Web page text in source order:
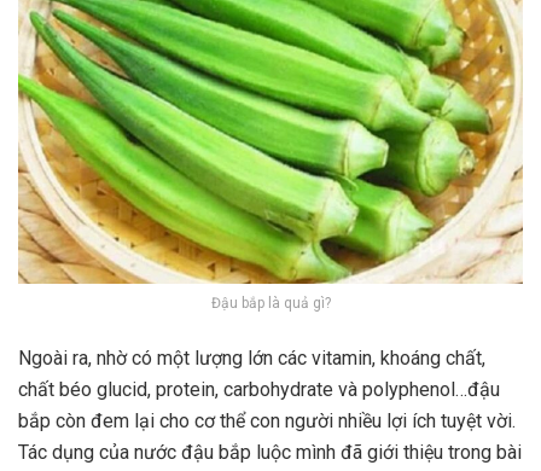
Đậu bắp là quả gì?
Ngoài ra, nhờ có một lượng lớn các vitamin, khoáng chất,
chất béo glucid, protein, carbohydrate và polyphenol…đậu
bắp còn đem lại cho cơ thể con người nhiều lợi ích tuyệt vời.
Tác dụng của nước đậu bắp luộc mình đã giới thiệu trong bài